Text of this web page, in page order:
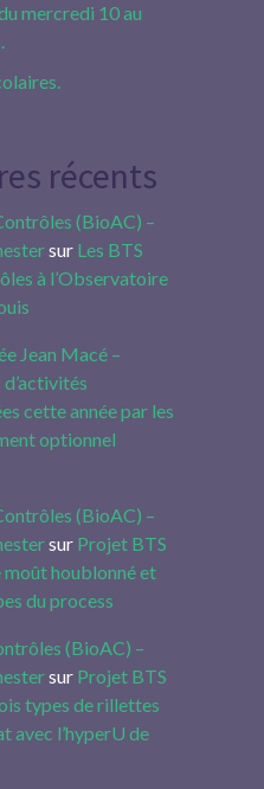
mercredi 10 au
récents
(BioAC) –
sur Les BTS
à l’Observatoire
Jean Macé –
cette année par les
optionnel
(BioAC) –
sur Projet BTS
houblonné et
du process
(BioAC) –
sur Projet BTS
types de rillettes
avec l’hyperU de